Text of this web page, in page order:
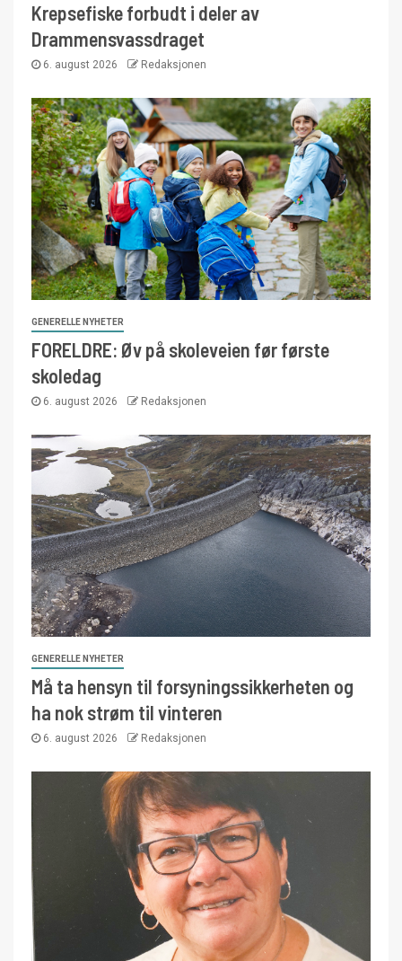
Krepsefiske forbudt i deler av
Drammensvassdraget
6. august 2026 Redaksjonen
GENERELLE NYHETER
FORELDRE: Øv på skoleveien før første
skoledag
6. august 2026 Redaksjonen
GENERELLE NYHETER
Må ta hensyn til forsyningssikkerheten og
ha nok strøm til vinteren
6. august 2026 Redaksjonen